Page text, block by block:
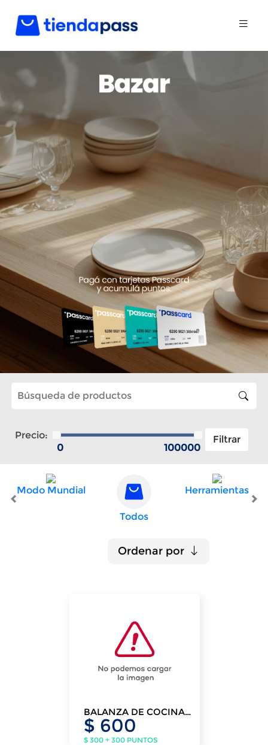
Precio:
Modo Mundial
Todos
Herramientas
Ordenar por
BALANZA DE COCINA
CON BOWL KLASSE.
$ 600
$ 300 + 300 PUNTOS